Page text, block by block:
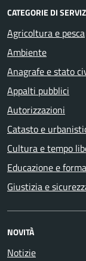
CATEGORIE DI
Agricoltura e pesca
Ambiente
Anagrafe e stato
Appalti pubblici
Autorizzazioni
Catasto e
Cultura e tempo
Educazione e
Giustizia e
NOVITÀ
Notizie